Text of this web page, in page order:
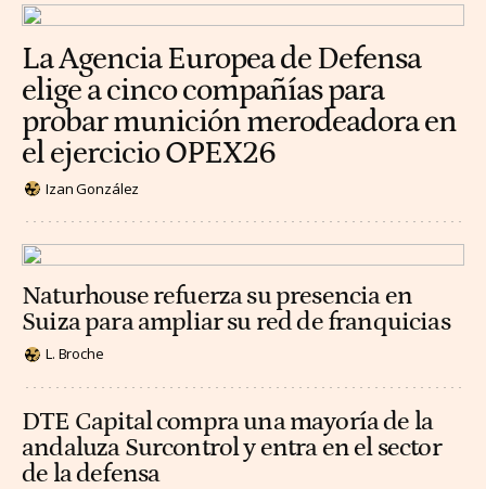
La Agencia Europea de Defensa
elige a cinco compañías para
probar munición merodeadora en
el ejercicio OPEX26
Izan González
Naturhouse refuerza su presencia en
Suiza para ampliar su red de franquicias
L. Broche
DTE Capital compra una mayoría de la
andaluza Surcontrol y entra en el sector
de la defensa